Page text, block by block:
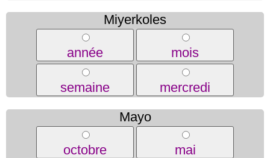
Miyerkoles
année mois
semaine
mercredi
Mayo
octobre mai